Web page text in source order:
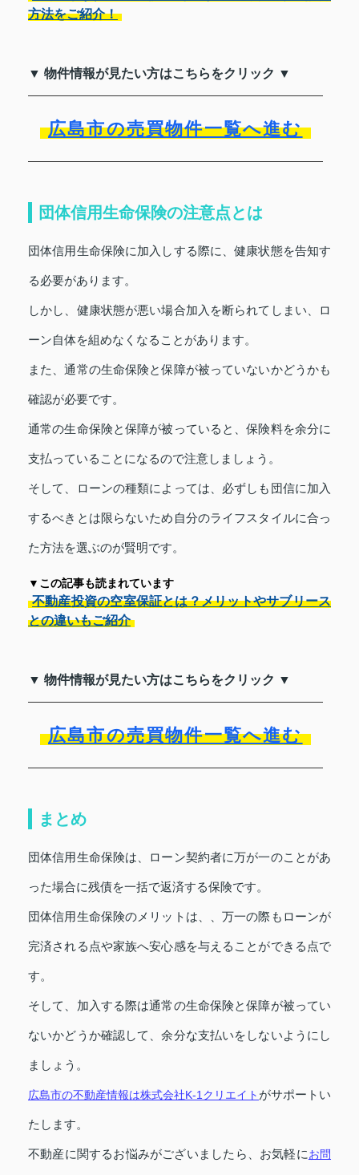
方法をご紹介！
▼ 物件情報が見たい方はこちらをクリック ▼
広島市の売買物件一覧へ進む
団体信用生命保険の注意点とは
団体信用生命保険に加入しする際に、健康状態を告知す
る必要があります。
しかし、健康状態が悪い場合加入を断られてしまい、ロ
ーン自体を組めなくなることがあります。
また、通常の生命保険と保障が被っていないかどうかも
確認が必要です。
通常の生命保険と保障が被っていると、保険料を余分に
支払っていることになるので注意しましょう。
そして、ローンの種類によっては、必ずしも団信に加入
するべきとは限らないため自分のライフスタイルに合っ
た方法を選ぶのが賢明です。
▼この記事も読まれています
不動産投資の空室保証とは？メリットやサブリース
との違いもご紹介
▼ 物件情報が見たい方はこちらをクリック ▼
広島市の売買物件一覧へ進む
まとめ
団体信用生命保険は、ローン契約者に万が一のことがあ
った場合に残債を一括で返済する保険です。
団体信用生命保険のメリットは、、万一の際もローンが
完済される点や家族へ安心感を与えることができる点で
す。
そして、加入する際は通常の生命保険と保障が被ってい
ないかどうか確認して、余分な支払いをしないようにし
ましょう。
広島市の不動産情報は株式会社K-1クリエイト がサポートい
たします。
不動産に関するお悩みがございましたら、お気軽にお問